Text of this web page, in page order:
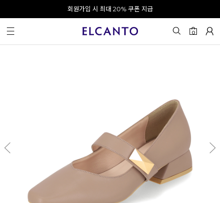
오전 10시 이전 결제 완료 시 오늘 출발!
회원가입 시 최대 20% 쿠폰 지급
0